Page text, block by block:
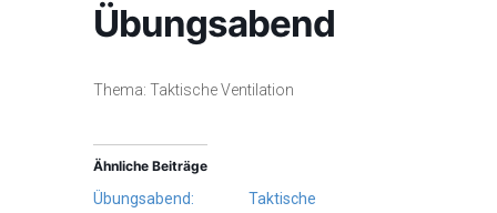
Übungsabend
Thema: Taktische Ventilation
Ähnliche Beiträge
Übungsabend:
Taktische